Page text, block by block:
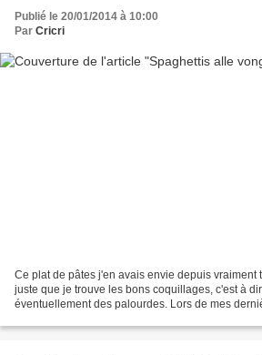
Publié le 20/01/2014 à 10:00
Par Cricri
Ce plat de pâtes j'en avais envie depuis vraiment
juste que je trouve les bons coquillages, c'est à
éventuellement des palourdes. Lors de mes